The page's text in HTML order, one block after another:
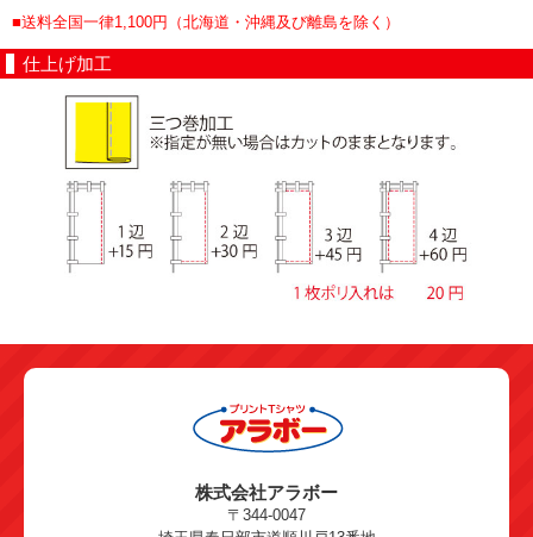
■送料全国一律1,100円（北海道・沖縄及び離島を除く）
仕上げ加工
株式会社アラボー
〒344-0047